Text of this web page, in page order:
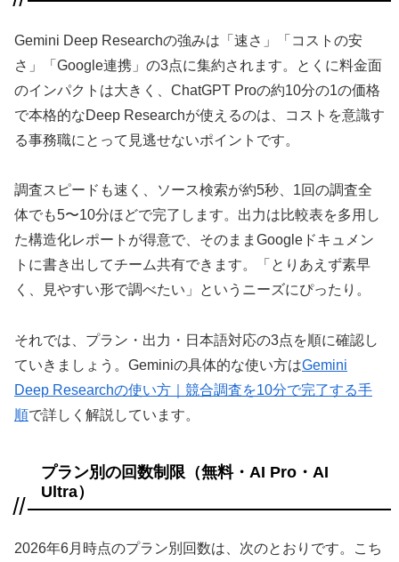
Gemini Deep Researchの強みは「速さ」「コストの安
さ」「Google連携」の3点に集約されます。とくに料金面
のインパクトは大きく、ChatGPT Proの約10分の1の価格
で本格的なDeep Researchが使えるのは、コストを意識す
る事務職にとって見逃せないポイントです。
調査スピードも速く、ソース検索が約5秒、1回の調査全
体でも5〜10分ほどで完了します。出力は比較表を多用し
た構造化レポートが得意で、そのままGoogleドキュメン
トに書き出してチーム共有できます。「とりあえず素早
く、見やすい形で調べたい」というニーズにぴったり。
それでは、プラン・出力・日本語対応の3点を順に確認し
ていきましょう。Geminiの具体的な使い方はGemini
Deep Researchの使い方｜競合調査を10分で完了する手
順で詳しく解説しています。
プラン別の回数制限（無料・AI Pro・AI
Ultra）
2026年6月時点のプラン別回数は、次のとおりです。こち